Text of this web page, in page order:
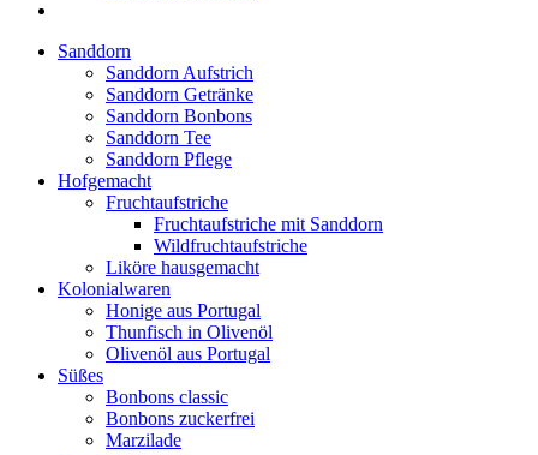
Sanddorn
Sanddorn Aufstrich
Sanddorn Getränke
Sanddorn Bonbons
Sanddorn Tee
Sanddorn Pflege
Hofgemacht
Fruchtaufstriche
Fruchtaufstriche mit Sanddorn
Wildfruchtaufstriche
Liköre hausgemacht
Kolonialwaren
Honige aus Portugal
Thunfisch in Olivenöl
Olivenöl aus Portugal
Süßes
Bonbons classic
Bonbons zuckerfrei
Marzilade